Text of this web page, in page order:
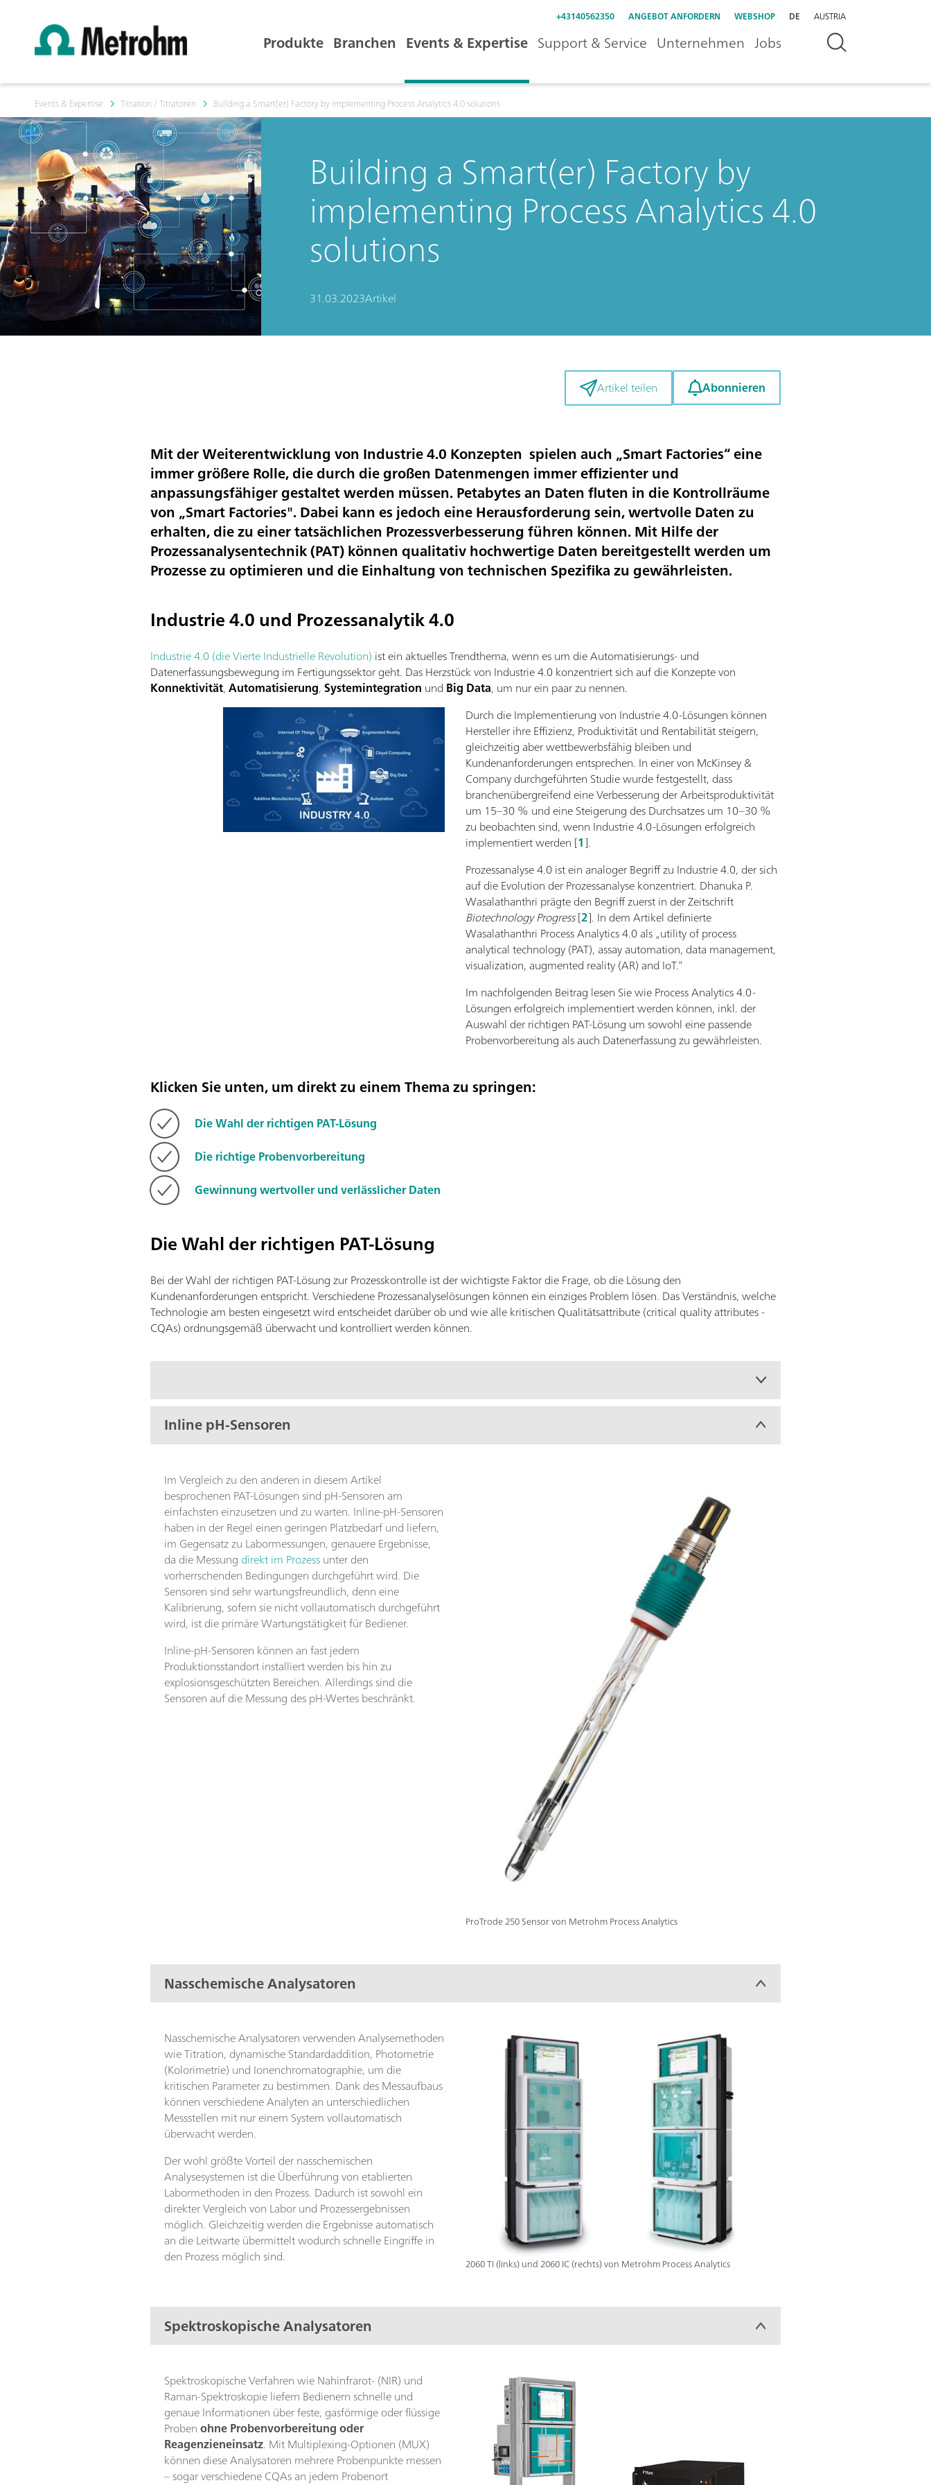
+43140562350 ANGEBOT ANFORDERN WEBSHOP DE AUSTRIA
Produkte Branchen Events & Expertise Support & Service Unternehmen Jobs
Events & Expertise Titration / Titratoren Building a Smart(er) Factory by implementing Process Analytics 4.0 solutions
Building a Smart(er) Factory by
implementing Process Analytics 4.0
solutions
31.03.2023Artikel
Artikel teilen Abonnieren
Mit der Weiterentwicklung von Industrie 4.0 Konzepten spielen auch „Smart Factories“ eine
immer größere Rolle, die durch die großen Datenmengen immer effizienter und
anpassungsfähiger gestaltet werden müssen. Petabytes an Daten fluten in die Kontrollräume
von „Smart Factories". Dabei kann es jedocheine Herausforderung sein, wertvolle Daten zu
erhalten, die zu einer tatsächlichen Prozessverbesserung führen können. Mit Hilfe der
Prozessanalysentechnik (PAT) können qualitativ hochwertige Daten bereitgestellt werden um
Prozesse zu optimieren und die Einhaltung von technischen Spezifika zu gewährleisten.
Industrie 4.0 und Prozessanalytik 4.0
Industrie 4.0 (die Vierte Industrielle Revolution) ist ein aktuelles Trendthema, wenn es um die Automatisierungs- und
Datenerfassungsbewegung im Fertigungssektor geht. Das Herzstück von Industrie 4.0 konzentriert sich auf die Konzepte von
Konnektivität,Automatisierung,Systemintegration und Big Data, um nur ein paar zu nennen.
Durch die Implementierung von Industrie 4.0-Lösungen können
Hersteller ihre Effizienz, Produktivität und Rentabilität steigern,
gleichzeitig aber wettbewerbsfähig bleiben und
Kundenanforderungen entsprechen. In einer von McKinsey &
Company durchgeführten Studie wurde festgestellt, dass
branchenübergreifend eine Verbesserung der Arbeitsproduktivität
um 15–30 % und eine Steigerung des Durchsatzes um 10–30 %
zu beobachten sind, wenn Industrie 4.0-Lösungen erfolgreich
implementiert werden [1].
Prozessanalyse 4.0 ist ein analoger Begriff zu Industrie 4.0, der sich
auf die Evolution der Prozessanalyse konzentriert. Dhanuka P.
Wasalathanthri prägte den Begriff zuerst in der Zeitschrift
Biotechnology Progress[2]. In dem Artikel definierte
Wasalathanthri Process Analytics 4.0 als „utility of process
analytical technology (PAT), assay automation, data management,
visualization, augmented reality (AR) and IoT.“
Im nachfolgenden Beitrag lesen Sie wie Process Analytics 4.0-
Lösungen erfolgreich implementiert werden können, inkl. der
Auswahl der richtigen PAT-Lösung um sowohl eine passende
Probenvorbereitung als auch Datenerfassung zu gewährleisten.
Klicken Sie unten, um direkt zu einem Thema zu springen:
Die Wahl der richtigen PAT-Lösung
Die richtige Probenvorbereitung
Gewinnung wertvoller und verlässlicher Daten
Die Wahl der richtigen PAT-Lösung
Bei der Wahl der richtigen PAT-Lösung zur Prozesskontrolle ist der wichtigste Faktor die Frage, ob die Lösung den
Kundenanforderungen entspricht. Verschiedene Prozessanalyselösungen können ein einziges Problem lösen. Das Verständnis, welche
Technologie am besten eingesetzt wird entscheidet darüber ob und wie alle kritischen Qualitätsattribute (critical quality attributes -
CQAs) ordnungsgemäß überwacht und kontrolliert werden können.
Inline pH-Sensoren
ProTrode 250 Sensor von Metrohm Process Analytics
Im Vergleich zu den anderen in diesem Artikel
besprochenen PAT-Lösungen sind pH-Sensoren am
einfachsten einzusetzen und zu warten. Inline-pH-Sensoren
haben in der Regel einen geringen Platzbedarf und liefern,
im Gegensatz zu Labormessungen, genauere Ergebnisse,
da die Messung direkt im Prozessunter den
vorherrschenden Bedingungen durchgeführt wird. Die
Sensoren sind sehr wartungsfreundlich, denn eine
Kalibrierung, sofern sie nicht vollautomatisch durchgeführt
wird, ist die primäre Wartungstätigkeit für Bediener.
Inline-pH-Sensoren können an fast jedem
Produktionsstandort installiert werden bis hin zu
explosionsgeschützten Bereichen. Allerdings sind die
Sensoren auf die Messung des pH-Wertes beschränkt.
Nasschemische Analysatoren
2060 TI (links) und 2060 IC (rechts) von Metrohm Process Analytics
Nasschemische Analysatoren verwenden Analysemethoden
wie Titration, dynamische Standardaddition, Photometrie
(Kolorimetrie) und Ionenchromatographie, um die
kritischen Parameter zu bestimmen. Dank des Messaufbaus
können verschiedene Analyten an unterschiedlichen
Messstellen mit nur einem System vollautomatisch
überwacht werden.
Der wohl größte Vorteil der nasschemischen
Analysesystemen ist die Überführung von etablierten
Labormethoden in den Prozess. Dadurch ist sowohl ein
direkter Vergleich von Labor und Prozessergebnissen
möglich. Gleichzeitig werden die Ergebnisse automatisch
an die Leitwarte übermittelt wodurch schnelle Eingriffe in
den Prozess möglich sind.
Spektroskopische Analysatoren
Spektroskopische Verfahren wie Nahinfrarot- (NIR) und
Raman-Spektroskopie liefern Bedienern schnelle und
genaue Informationen über feste, gasförmige oder flüssige
Probenohne Probenvorbereitung oder
Reagenzieneinsatz. Mit Multiplexing-Optionen (MUX)
können diese Analysatoren mehrere Probenpunkte messen
– sogar verschiedene CQAs an jedem Probenort